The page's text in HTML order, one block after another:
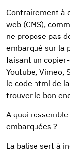
Contrairement à
web (CMS),
ne propose pas
embarqué sur la
faisant un
Youtube, Vimeo,
le code html de
trouver le bon
A quoi
embarquées ?
La balise sert à